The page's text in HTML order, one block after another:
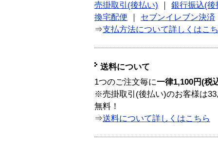
売掛取引(後払い)
銀行振込(後
換宅配便
セブンイレブン決済
⇒支払方法について詳しくはこ
送料について
1つのご注文毎に一律1,100円(税
※売掛取引(後払い)のお客様は
無料！
⇒送料について詳しくはこちら